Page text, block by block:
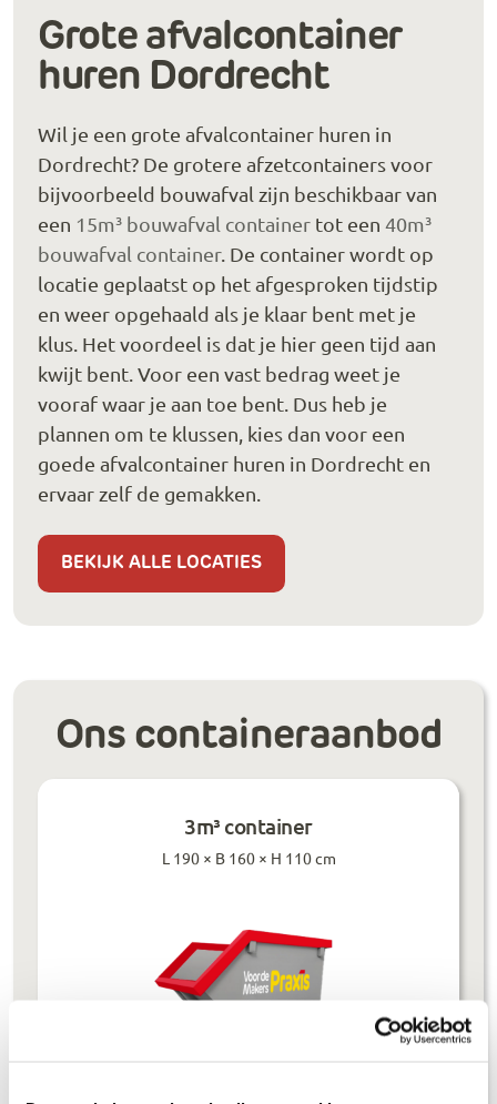
Grote afvalcontainer
huren Dordrecht
Wil je een grote afvalcontainer huren in
Dordrecht? De grotere afzetcontainers voor
bijvoorbeeld bouwafval zijn beschikbaar van
een 15m³ bouwafval container tot een 40m³
bouwafval container. De container wordt op
locatie geplaatst op het afgesproken tijdstip
en weer opgehaald als je klaar bent met je
klus. Het voordeel is dat je hier geen tijd aan
kwijt bent. Voor een vast bedrag weet je
vooraf waar je aan toe bent. Dus heb je
plannen om te klussen, kies dan voor een
goede afvalcontainer huren in Dordrecht en
ervaar zelf de gemakken.
BEKIJK ALLE LOCATIES
Ons containeraanbod
3m³ container
L 190 × B 160 × H 110 cm